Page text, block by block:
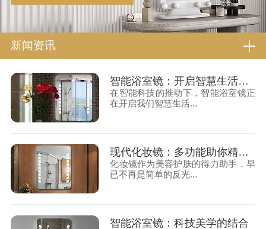
新闻资讯
智能浴室镜：开启智慧生活的一扇窗
在智能科技的推动下，智能浴室镜正
在开启我们智慧生活...
现代化妆镜：多功能助你精致妆容
化妆镜作为美容护肤的得力助手，早
已不再是简单的反光...
智能浴室镜：科技美学的结合